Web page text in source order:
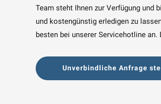
Team steht Ihnen zur Verfügung und
und kostengünstig erledigen zu
besten bei unserer Servicehotline
Unverbindliche Anfrage